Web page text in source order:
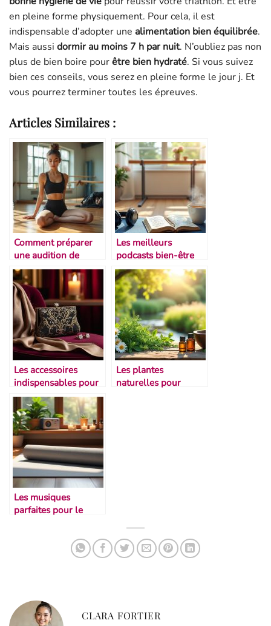
en pleine forme physiquement. Pour cela, il est
indispensable d’adopter une alimentation bien équilibrée.
Mais aussi dormir au moins 7 h par nuit. N’oubliez pas non
plus de bien boire pourêtre bien hydraté. Si vous suivez
bien ces conseils, vous serez en pleine forme le jour j. Et
vous pourrez terminer toutes les épreuves.
Articles Similaires :
Comment préparer
une audition de
danse
Les meilleurs
podcasts bien-être
pour danseurs
Les accessoires
indispensables pour
un gala
Les plantes
naturelles pour
Les musiques
parfaites pour le
CLARA FORTIER